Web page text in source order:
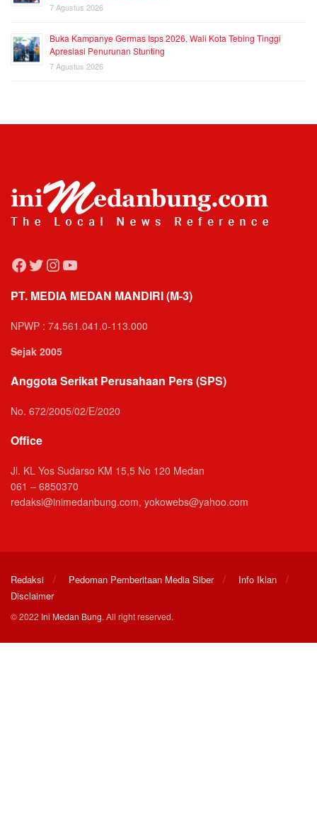
7 Agustus 2026
Buka Kampanye Germas Isps 2026, Wali Kota Tebing Tinggi
Apresiasi Penurunan Stunting
7 Agustus 2026
Facebook
Twitter
Instagram
YouTube
PT. MEDIA MEDAN MANDIRI (M-3)
NPWP : 74.561.041.0-113.000
Sejak 2005
Anggota Serikat Perusahaan Pers (SPS)
No. 672/2005/02/E/2020
Office
Jl. KL Yos Sudarso KM 15,5 No 120 Medan
061 – 6850370
redaksi@inimedanbung.com, yokowebs@yahoo.com
Redaksi Pedoman Pemberitaan Media Siber
Info Iklan
Disclaimer
© 2022 Ini Medan Bung. All right reserved.